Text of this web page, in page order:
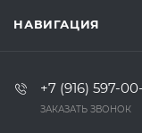
НАВИГАЦИЯ
+7 (916) 597-
ЗАКАЗАТЬ ЗВОНОК